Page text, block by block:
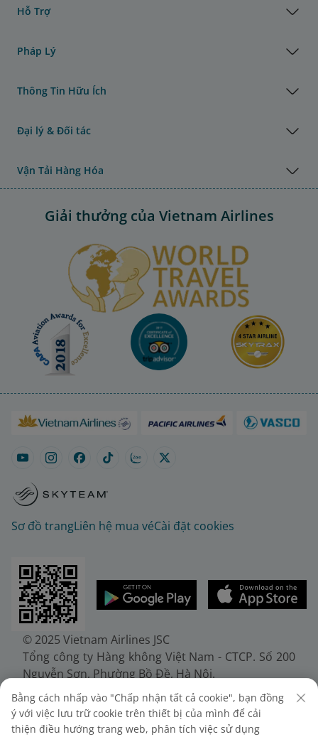
Hỗ Trợ
Pháp Lý
Thông Tin Hữu Ích
Đại lý & Đối tác
Vận Tải Hàng Hóa
Giải thưởng của Vietnam Airlines
Sơ đồ trangLiên hệ mua véCài đặt cookies
© 2025 Vietnam Airlines JSC
Tổng công ty Hàng không Việt Nam - CTCP. Số 200
Nguyễn Sơn, Phường Bồ Đề, Hà Nội.
Điện thoại: (+84-24) 38272289. Fax: (+84-24)
38722375
Giấy chứng nhận đăng ký doanh nghiệp, mã số
Bằng cách nhấp vào "Chấp nhận tất cả cookie", bạn đồng
ý với việc lưu trữ cookie trên thiết bị của mình để cải
thiện điều hướng trang web, phân tích việc sử dụng